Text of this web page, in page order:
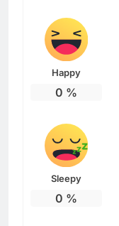
Happy
0 %
Sleepy
0 %